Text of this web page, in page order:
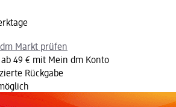
Markt prüfen
49 € mit Mein dm Konto
Rückgabe